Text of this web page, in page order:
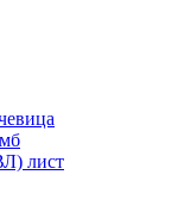
лист